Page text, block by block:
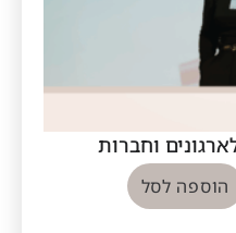
וחברות
הוספה לסל